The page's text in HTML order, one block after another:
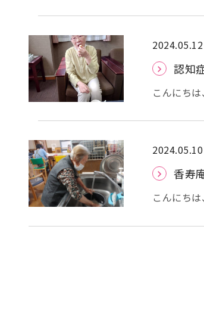
を読まれ
ループホ
2024.05.12
認知
こんにち
の後、歌
て、コー
りました
2024.05.10
香寿
こんにち
ご利用者
ニール袋
お手伝い
す！！